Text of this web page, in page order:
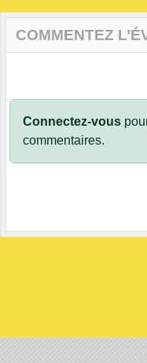
COMMENTEZ
Connectez-vous
commentaires.